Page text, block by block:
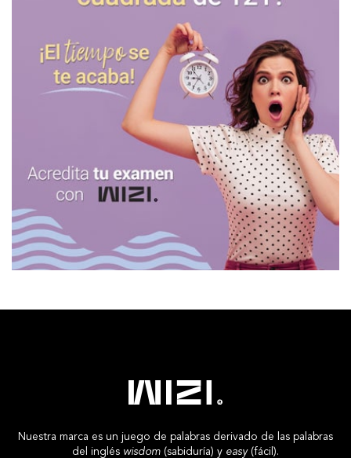
Nuestra marca es un juego de palabras derivado de las palabras
del inglés wisdom (sabiduría) y easy(fácil).